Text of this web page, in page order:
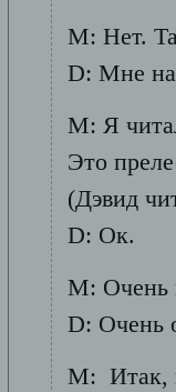
М: Нет.
D: Мне
М: Я
Это
(Дэвид
D: Ок.
М: Очень
D: Очень
М: Итак,